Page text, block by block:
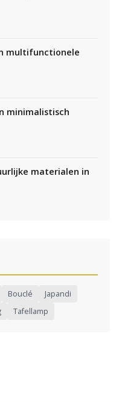
multifunctionele
minimalistisch
materialen in
Bouclé
Japandi
Tafellamp